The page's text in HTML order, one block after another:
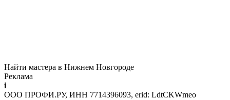
Найти мастера в Нижнем Новгороде
Реклама
i
ООО ПРОФИ.РУ, ИНН 7714396093, erid: LdtCKWmeo